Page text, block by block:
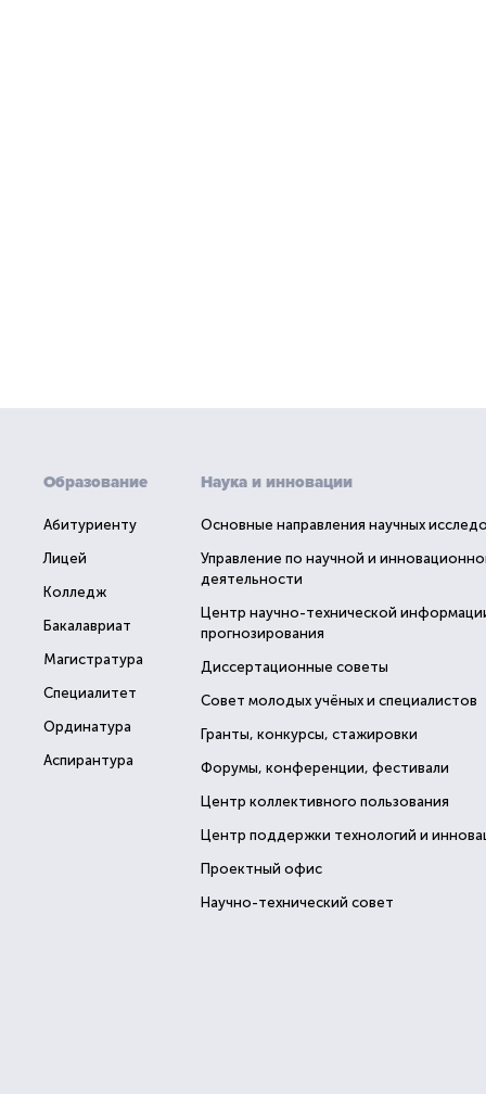
Образование
Абитуриенту
Лицей
Колледж
Бакалавриат
Магистратура
Специалитет
Ординатура
Аспирантура
Наука и инновации
Основные направления научных
Управление по научной и
деятельности
Центр научно-технической
прогнозирования
Диссертационные советы
Совет молодых учёных и специалистов
Гранты, конкурсы, стажировки
Форумы, конференции, фестивали
Центр коллективного пользования
Центр поддержки технологий и
Проектный офис
Научно-технический совет